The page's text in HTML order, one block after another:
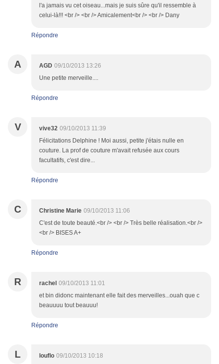
l'a jamais vu cet oiseau...mais je suis sûre qu'il ressemble à
celui-là!!! <br /> <br /> Amicalement<br /> <br /> Dany
Répondre
A AGD 09/10/2013 13:26
Une petite merveille....
Répondre
V vive32 09/10/2013 11:39
Félicitations Delphine ! Moi aussi, petite j'étais nulle en
couture. La prof de couture m'avait refusée aux cours
facultatifs, c'est dire...
Répondre
C Christine Marie 09/10/2013 11:06
C'est de toute beauté.<br /> <br /> Très belle réalisation.<br />
<br /> BISES A+
Répondre
R rachel 09/10/2013 11:01
et bin didonc maintenant elle fait des merveilles...ouah que c
beauuuu tout beauuu!
Répondre
L louflo 09/10/2013 10:18